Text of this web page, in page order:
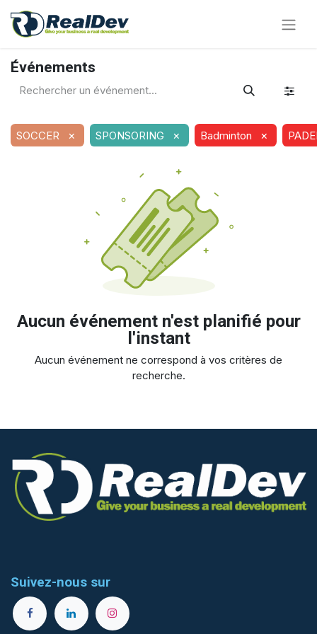
Événements
SOCCER × SPONSORING × Badminton ×
Aucun événement n'est planifié pour
l'instant
Aucun événement ne correspond à vos critères de
recherche.
Suivez-nous sur